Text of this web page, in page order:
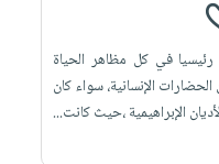
رئيسيا في كل مظاهر الحياة
الإنسانية، سواء كان
الإبراهيمية ،حيث كانت...